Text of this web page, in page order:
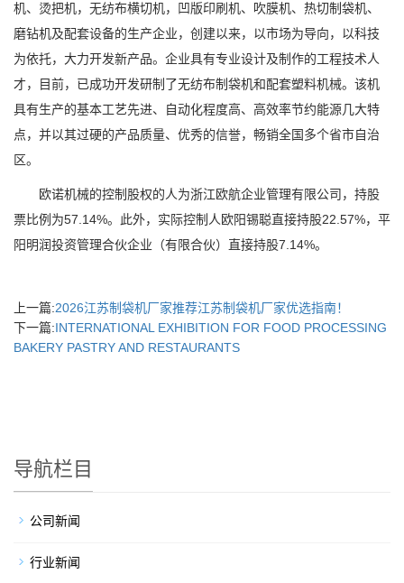
机、烫把机，无纺布横切机，凹版印刷机、吹膜机、热切制袋机、
磨钻机及配套设备的生产企业，创建以来，以市场为导向，以科技
为依托，大力开发新产品。企业具有专业设计及制作的工程技术人
才，目前，已成功开发研制了无纺布制袋机和配套塑料机械。该机
具有生产的基本工艺先进、自动化程度高、高效率节约能源几大特
点，并以其过硬的产品质量、优秀的信誉，畅销全国多个省市自治
区。
欧诺机械的控制股权的人为浙江欧航企业管理有限公司，持股
票比例为57.14%。此外，实际控制人欧阳锡聪直接持股22.57%，平
阳明润投资管理合伙企业（有限合伙）直接持股7.14%。
上一篇:2026江苏制袋机厂家推荐江苏制袋机厂家优选指南！
下一篇:INTERNATIONAL EXHIBITION FOR FOOD PROCESSING
BAKERY PASTRY AND RESTAURANTS
导航栏目
公司新闻
行业新闻